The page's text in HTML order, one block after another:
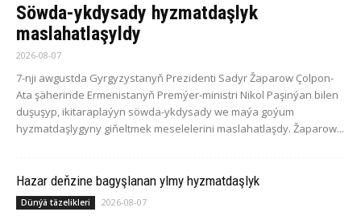
Söwda-ykdysady hyzmatdaşlyk
maslahatlaşyldy
2026-08-07
7-nji awgustda Gyrgyzystanyň Prezidenti Sadyr Žaparow Çolpon-
Ata şäherinde Ermenistanyň Premýer-ministri Nikol Paşinýan bilen
duşuşyp, ikitaraplaýyn söwda-ykdysady we maýa goýum
hyzmatdaşlygyny giňeltmek meselelerini maslahatlaşdy. Žaparow...
Hazar deňzine bagyşlanan ylmy hyzmatdaşlyk
Dünýä täzelikleri 2026-08-07